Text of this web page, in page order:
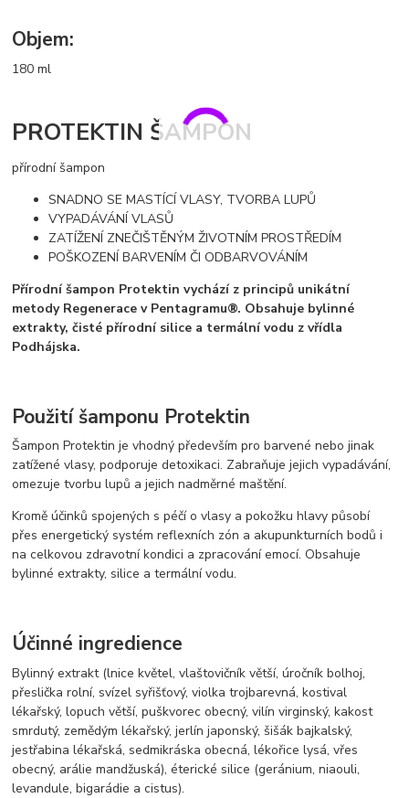
Objem:
180 ml
PROTEKTIN ŠAMPON
přírodní šampon
SNADNO SE MASTÍCÍ VLASY, TVORBA LUPŮ
VYPADÁVÁNÍ VLASŮ
ZATÍŽENÍ ZNEČIŠTĚNÝM ŽIVOTNÍM PROSTŘEDÍM
POŠKOZENÍ BARVENÍM ČI ODBARVOVÁNÍM
Přírodní šampon Protektin vychází z principů unikátní
metody Regenerace v Pentagramu®. Obsahuje bylinné
extrakty, čisté přírodní silice a termální vodu z vřídla
Podhájska.
Použití šamponu Protektin
Šampon Protektin je vhodný především pro barvené nebo jinak
zatížené vlasy, podporuje detoxikaci. Zabraňuje jejich vypadávání,
omezuje tvorbu lupů a jejich nadměrné maštění.
Kromě účinků spojených s péčí o vlasy a pokožku hlavy působí
přes energetický systém reflexních zón a akupunkturních bodů i
na celkovou zdravotní kondici a zpracování emocí. Obsahuje
bylinné extrakty, silice a termální vodu.
Účinné ingredience
Bylinný extrakt (lnice květel, vlaštovičník větší, úročník bolhoj,
přeslička rolní, svízel syřišťový, violka trojbarevná, kostival
lékařský, lopuch větší, puškvorec obecný, vilín virginský, kakost
smrdutý, zemědým lékařský, jerlín japonský, šišák bajkalský,
jestřabina lékařská, sedmikráska obecná, lékořice lysá, vřes
obecný, arálie mandžuská), éterické silice (geránium, niaouli,
levandule, bigarádie a cistus).